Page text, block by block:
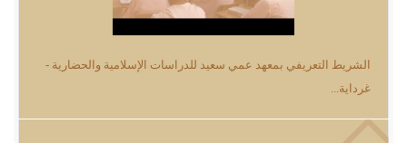
الشريط التعريفي بمعهد عمي سعيد للدراسات الإسلامية والحضارية -
غرداية...